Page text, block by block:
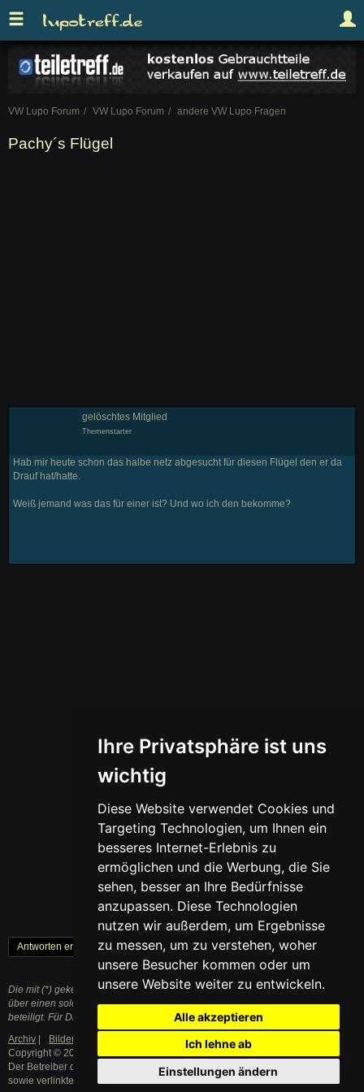
Ihre Privatsphäre ist uns
wichtig
Diese Website verwendet Cookies und
Targeting Technologien, um Ihnen ein
besseres Internet-Erlebnis zu
ermöglichen und die Werbung, die Sie
sehen, besser an Ihre Bedürfnisse
anzupassen. Diese Technologien
nutzen wir außerdem, um Ergebnisse
zu messen, um zu verstehen, woher
unsere Besucher kommen oder um
unsere Website weiter zu entwickeln.
Alle akzeptieren
Ich lehne ab
Einstellungen ändern
VW Lupo Forum VW Lupo Forum andere VW Lupo Fragen
Pachy´s Flügel
gelöschtes Mitglied
Themenstarter
Hab mir heute schon das halbe netz abgesucht für diesen Flügel den er da
Drauf hat/hatte.
Weiß jemand was das für einer ist? Und wo ich den bekomme?
« Zurück 1 Weiter »
Antworten erstellen
Die mit (*) gekennzeichneten Links sind sogenannte Affiliate Links. Kommt
über einen solchen Link ein Einkauf zustande, werden wir mit einer Provision
beteiligt. Für Dich entstehen dabei keine Mehrkosten.
Archiv
Bilder |
Impressum
Copyright © 2003 - 2021 · Alle Rechte vorbehalten.
Der Betreiber distanziert sich ausdrücklich von den Inhalten der Forenbeiträge
sowie verlinkter Internetseiten.